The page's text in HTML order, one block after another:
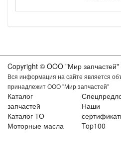
Copyright © OOO "Мир запчастей"
Вся информация на сайте является
принадлежит ООО "Мир запчастей"
Каталог
запчастей
Каталог ТО
Моторные масла
Наши
Top100